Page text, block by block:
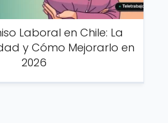
Laboral en Chile: La
y Cómo Mejorarlo en
2026